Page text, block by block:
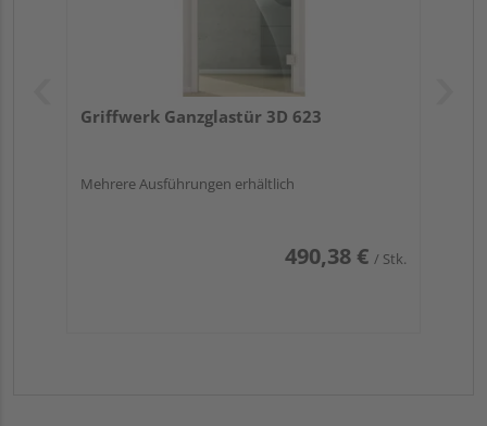
Griffwerk Ganzglastür 3D 623
Mehrere Ausführungen erhältlich
490,38 € / Stk.